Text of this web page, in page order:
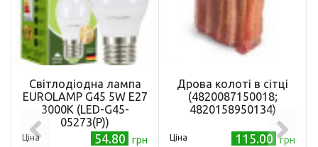
Світлодіодна лампа
EUROLAMP G45 5W E27
3000K (LED-G45-
05273(P))
Ціна 54.80 грн
Дрова колоті в сітці
(4820087150018;
4820158950134)
Ціна 115.00 грн